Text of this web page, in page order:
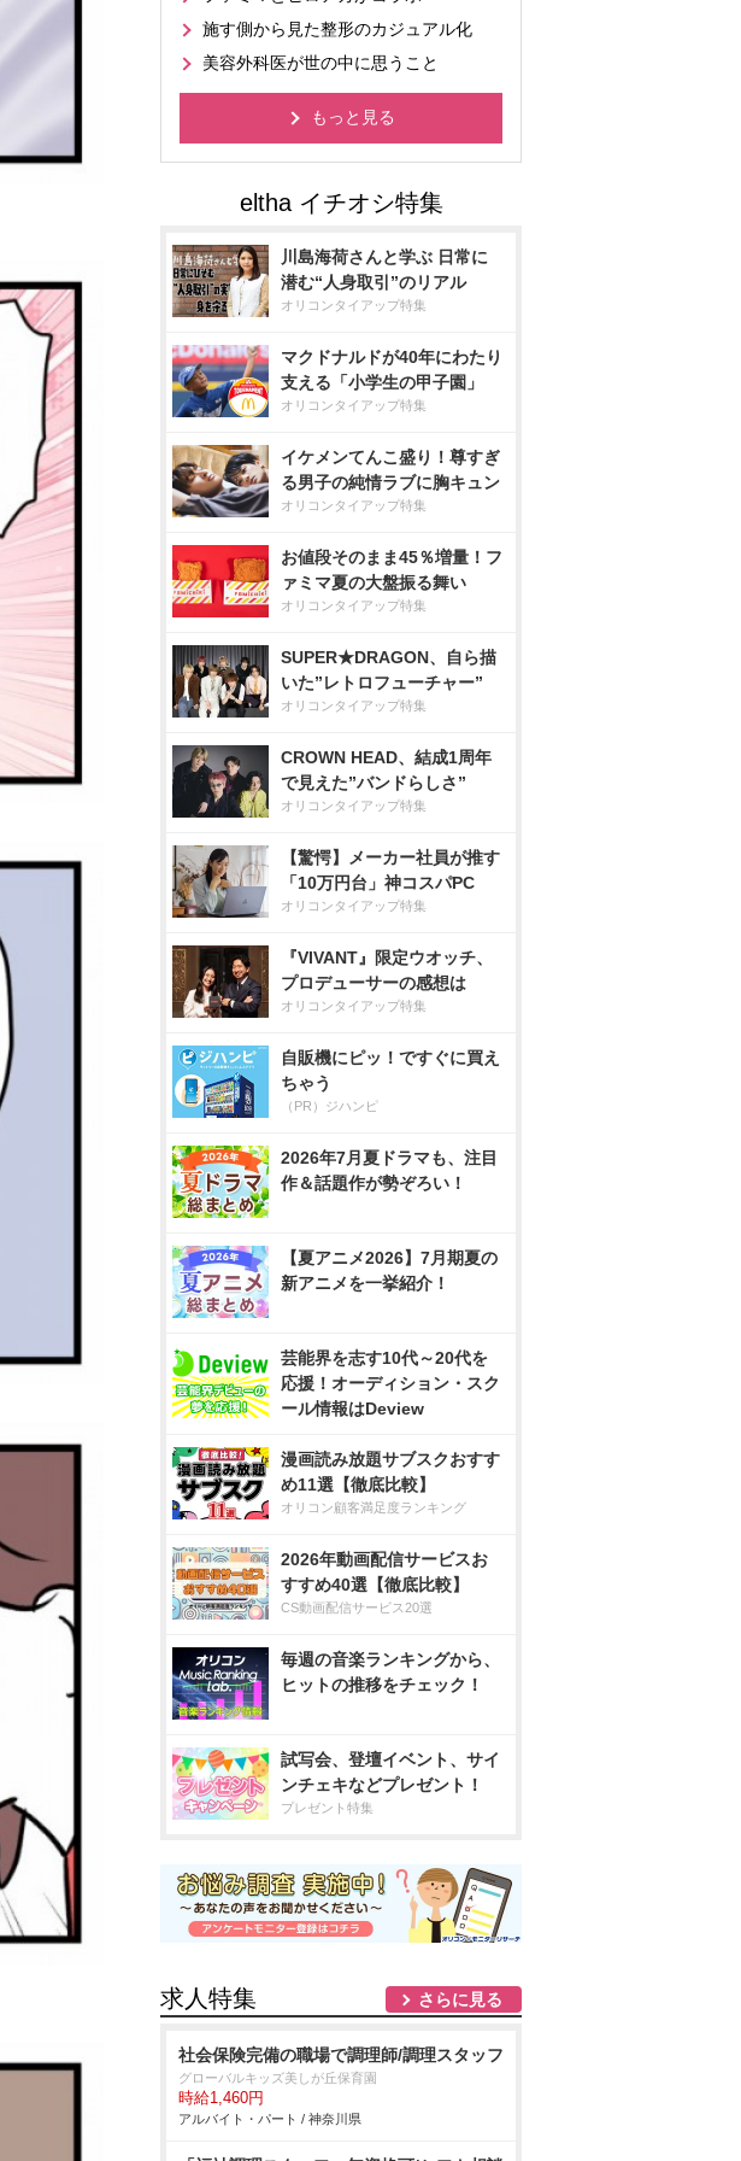
施す側から見た整形のカジュアル化
美容外科医が世の中に思うこと
もっと見る
川島海荷さんと学ぶ 日常に
潜む“人身取引”のリアル
オリコンタイアップ特集
マクドナルドが40年にわたり
支える「小学生の甲子園」
オリコンタイアップ特集
イケメンてんこ盛り！尊すぎ
る男子の純情ラブに胸キュン
オリコンタイアップ特集
お値段そのまま45％増量！フ
ァミマ夏の大盤振る舞い
オリコンタイアップ特集
SUPER★DRAGON、自ら描
いた”レトロフューチャー”
オリコンタイアップ特集
CROWN HEAD、結成1周年
で見えた”バンドらしさ”
オリコンタイアップ特集
【驚愕】メーカー社員が推す
「10万円台」神コスパPC
オリコンタイアップ特集
『VIVANT』限定ウオッチ、
プロデューサーの感想は
オリコンタイアップ特集
自販機にピッ！ですぐに買え
ちゃう
（PR）ジハンピ
2026年7月夏ドラマも、注目
作＆話題作が勢ぞろい！
【夏アニメ2026】7月期夏の
新アニメを一挙紹介！
芸能界を志す10代～20代を
応援！オーディション・スク
ール情報はDeview
漫画読み放題サブスクおすす
め11選【徹底比較】
オリコン顧客満足度ランキング
2026年動画配信サービスお
すすめ40選【徹底比較】
CS動画配信サービス20選
毎週の音楽ランキングから、
ヒットの推移をチェック！
試写会、登壇イベント、サイ
ンチェキなどプレゼント！
プレゼント特集
求人特集 さらに見る
社会保険完備の職場で調理師/調理スタッフ
グローバルキッズ美しが丘保育園
時給1,460円
アルバイト・パート / 神奈川県